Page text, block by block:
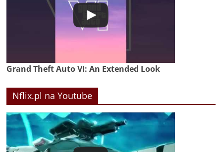
Grand Theft Auto VI: An Extended Look
Nflix.pl na Youtube